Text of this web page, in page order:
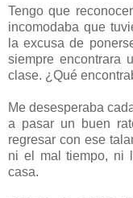
Tengo que
incomodaba que
la excusa de
siempre encontrara
clase. ¿Qué
Me desesperaba
a pasar un buen
regresar con ese
ni el mal tiempo, ni
casa.